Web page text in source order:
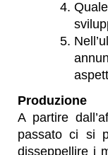
Produzione
A partire
passato ci si
disseppellire i